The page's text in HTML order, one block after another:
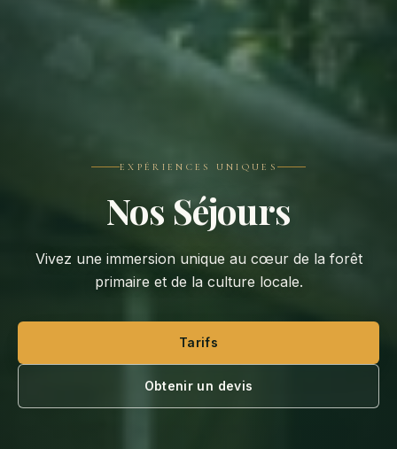
EXPÉRIENCES UNIQUES
Nos Séjours
Vivez une immersion unique au cœur de la forêt
primaire et de la culture locale.
Tarifs
Obtenir un devis